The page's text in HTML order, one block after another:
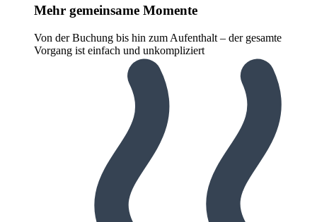
Mehr gemeinsame Momente
Von der Buchung bis hin zum Aufenthalt – der gesamte
Vorgang ist einfach und unkompliziert